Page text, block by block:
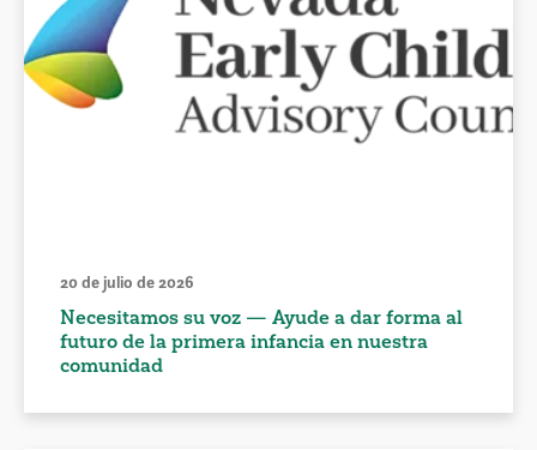
20 de julio de 2026
Necesitamos su voz — Ayude a dar forma al
futuro de la primera infancia en nuestra
comunidad